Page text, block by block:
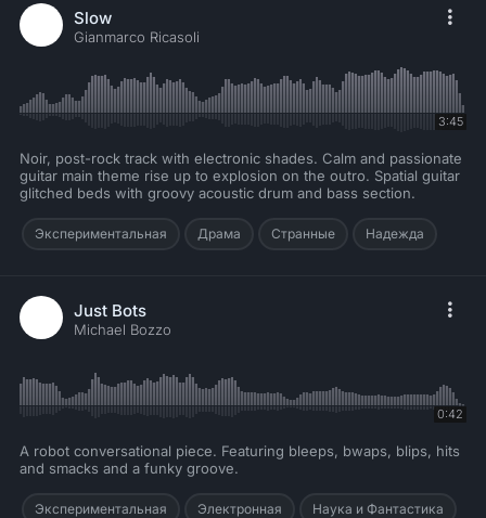
Slow
Gianmarco Ricasoli
3:45
Noir, post-rock track with electronic shades. Calm and passionate
guitar main theme rise up to explosion on the outro. Spatial guitar
glitched beds with groovy acoustic drum and bass section.
Экспериментальная Драма Странные Надежда
Just Bots
Michael Bozzo
0:42
A robot conversational piece. Featuring bleeps, bwaps, blips, hits
and smacks and a funky groove.
Экспериментальная Электронная Наука и Фантастика